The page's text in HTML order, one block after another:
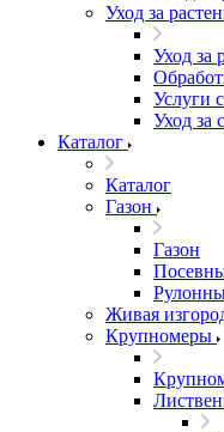
Уход за
Уход за
Услуги
Уход за
Каталог
Каталог
Газон
Газон
Живая
Крупномеры